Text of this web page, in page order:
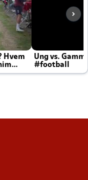
Hvem
Ung vs.
#football